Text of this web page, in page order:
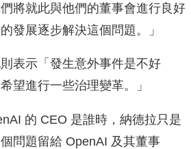
將就此與他們的董事會進行良好
發展逐步解決這個問題。」
表示「發生意外事件是不好
望進行一些治理變革。」
的 CEO 是誰時，納德拉只是
問題留給 OpenAI 及其董事